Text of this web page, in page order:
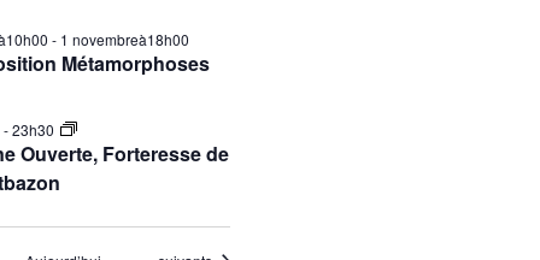
Métamorphoses
- 1 novembreà18h00
Ouverte, Forteresse de
-23h30